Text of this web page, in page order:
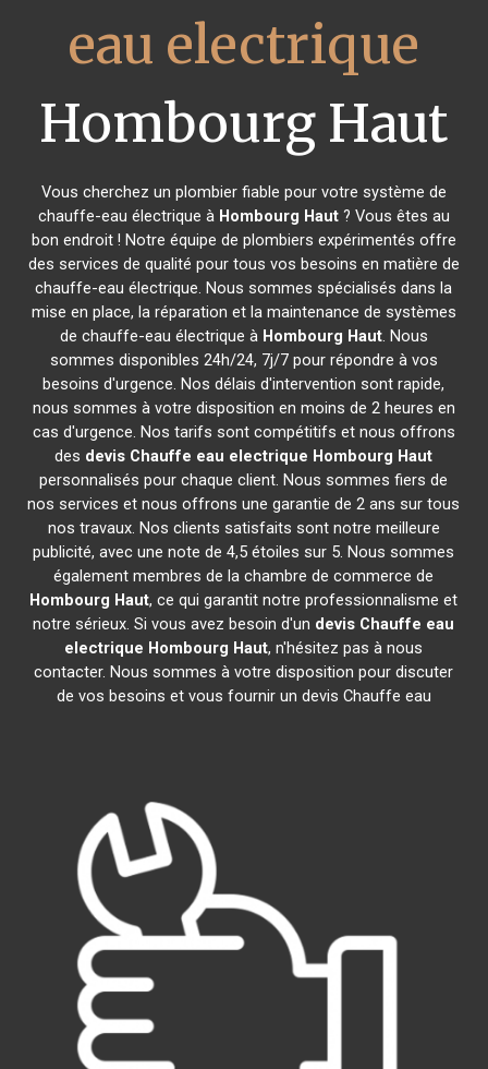
eau electrique
Hombourg Haut
Vous cherchez un plombier fiable pour votre système de
chauffe-eau électrique à Hombourg Haut? Vous êtes au
bon endroit ! Notre équipe de plombiers expérimentés offre
des services de qualité pour tous vos besoins en matière de
chauffe-eau électrique. Nous sommes spécialisés dans la
mise en place, la réparation et la maintenance de systèmes
de chauffe-eau électrique à Hombourg Haut. Nous
sommes disponibles 24h/24, 7j/7 pour répondre à vos
besoins d'urgence. Nos délais d'intervention sont rapide,
nous sommes à votre disposition en moins de 2 heures en
cas d'urgence. Nos tarifs sont compétitifs et nous offrons
des devis Chauffe eau electrique Hombourg Haut
personnalisés pour chaque client. Nous sommes fiers de
nos services et nous offrons une garantie de 2 ans sur tous
nos travaux. Nos clients satisfaits sont notre meilleure
publicité, avec une note de 4,5 étoiles sur 5. Nous sommes
également membres de la chambre de commerce de
Hombourg Haut, ce qui garantit notre professionnalisme et
notre sérieux. Si vous avez besoin d'un devis Chauffe eau
electrique Hombourg Haut, n'hésitez pas à nous
contacter. Nous sommes à votre disposition pour discuter
de vos besoins et vous fournir un devis Chauffe eau